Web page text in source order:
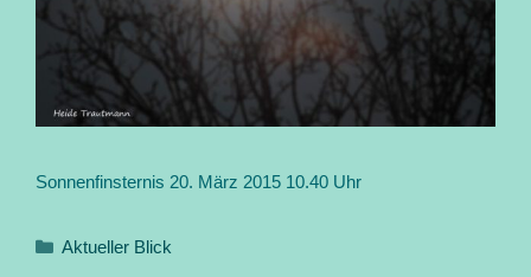
Sonnenfinsternis 20. März 2015 10.40 Uhr
Kategorien
Aktueller Blick